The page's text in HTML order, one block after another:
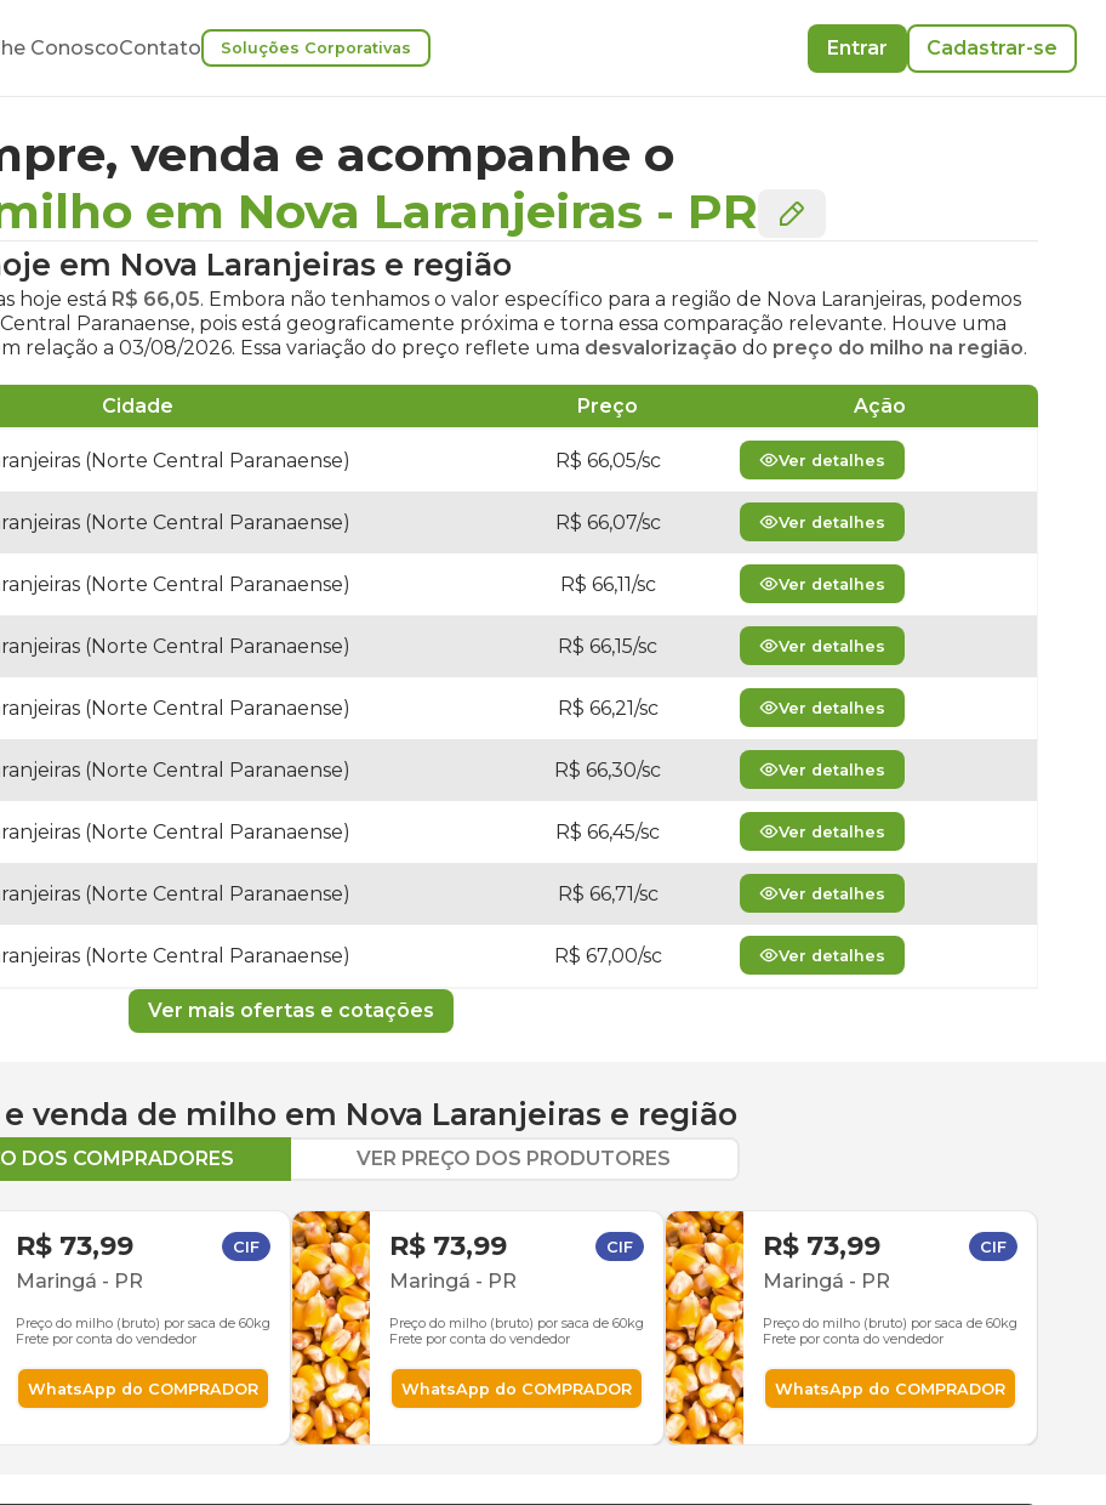
ConoscoContato Soluções Corporativas Entrar Cadastrar-se
venda e acompanhe o
em Nova Laranjeiras - PR
em Nova Laranjeiras e região
hoje está R$ 66,05. Embora não tenhamos o valor específico para a região de Nova Laranjeiras, podemos
Paranaense, pois está geograficamente próxima e torna essa comparação relevante. Houve uma
relação a 03/08/2026. Essa variação do preço reflete uma desvalorização do preço do milho na região.
Cidade Preço Ação
(Norte Central Paranaense) R$ 66,05/sc Ver detalhes
(Norte Central Paranaense) R$ 66,07/sc Ver detalhes
(Norte Central Paranaense) R$ 66,11/sc Ver detalhes
(Norte Central Paranaense) R$ 66,15/sc Ver detalhes
(Norte Central Paranaense) R$ 66,21/sc Ver detalhes
(Norte Central Paranaense) R$ 66,30/sc Ver detalhes
(Norte Central Paranaense) R$ 66,45/sc Ver detalhes
(Norte Central Paranaense) R$ 66,71/sc Ver detalhes
(Norte Central Paranaense) R$ 67,00/sc Ver detalhes
Ver mais ofertas e cotações
venda de milho em Nova Laranjeiras e região
DOS COMPRADORES VER PREÇO DOS PRODUTORES
R$ 73,99 CIF
Maringá - PR
Preço do milho (bruto) por saca de 60kg
Frete por conta do vendedor
WhatsApp do COMPRADOR
R$ 73,99 CIF
Maringá - PR
Preço do milho (bruto) por saca de 60kg
Frete por conta do vendedor
WhatsApp do COMPRADOR
R$ 73,99 CIF
Maringá - PR
Preço do milho (bruto) por saca de 60kg
Frete por conta do vendedor
WhatsApp do COMPRADOR